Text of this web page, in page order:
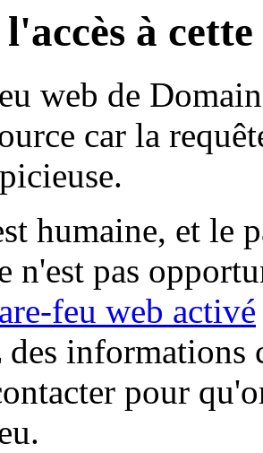
à
web de
car la
humaine, et le
n'est pas
feu web activé
des informations
pour